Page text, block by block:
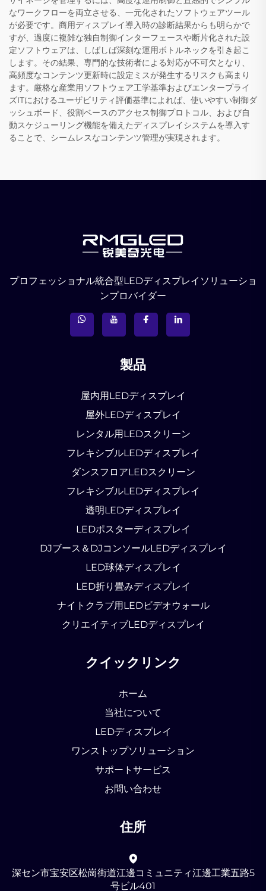
なワークフローを両立させる、一元化されたソフトウェアツール
が必要です。商用ディスプレイ導入時の診断結果からも明らかで
すが、過度に複雑な独自制御インターフェースや断片化された設
定ソフトウェアは、しばしば深刻な運用ボトルネックを引き起こ
します。その結果、専門的な技術者による対応が不可欠となり、
高頻度なコンテンツ更新時に設定ミスが発生するリスクも高まり
ます。厳格な産業用ソフトウェア工学基準およびエンタープライ
ズITにおけるユーザビリティ評価基準によれば、使いやすい制御ダ
ッシュボード、役割ベースのアクセス制御プロトコル、および自
動スケジューリング機能を備えたディスプレイシステムを導入す
ることで、シームレスなコンテンツ管理が実現されます。
プロフェッショナル統合型LEDディスプレイソリューショ
ンプロバイダー
製品
屋内用LEDディスプレイ
屋外LEDディスプレイ
レンタル用LEDスクリーン
フレキシブルLEDディスプレイ
ダンスフロアLEDスクリーン
フレキシブルLEDディスプレイ
透明LEDディスプレイ
LEDポスターディスプレイ
DJブース＆DJコンソールLEDディスプレイ
LED球体ディスプレイ
LED折り畳みディスプレイ
ナイトクラブ用LEDビデオウォール
クリエイティブLEDディスプレイ
クイックリンク
ホーム
当社について
LEDディスプレイ
ワンストップソリューション
サポートサービス
お問い合わせ
住所
深セン市宝安区松崗街道江邊コミュニティ江邊工業五路5
号ビル401